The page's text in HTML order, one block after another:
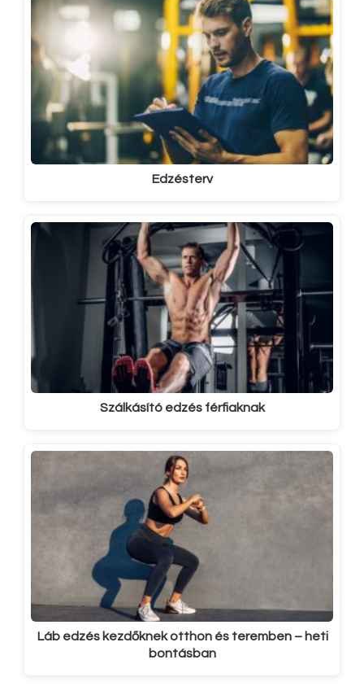
Edzésterv
Szálkásító edzés férfiaknak
Láb edzés kezdőknek otthon és teremben – heti
bontásban